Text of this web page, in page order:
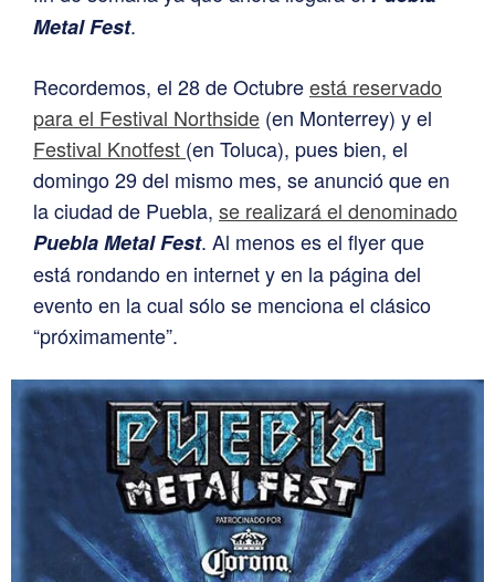
Metal Fest.
Recordemos, el 28 de Octubreestá reservado
para el Festival Northside (en Monterrey) y el
Festival Knotfest (en Toluca), pues bien, el
domingo 29 del mismo mes, se anunció que en
la ciudad de Puebla, se realizará el denominado
Puebla Metal Fest. Al menos es el flyer que
está rondando en internet y en la página del
evento en la cual sólo se menciona el clásico
“próximamente”.